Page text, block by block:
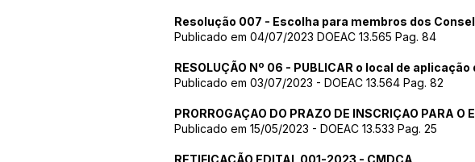
Resolução 007 - Escolha para membros dos
Publicado em 04/07/2023 DOEAC 13.565 Pag. 84
RESOLUÇÃO Nº 06 - PUBLICAR o local de
Publicado em 03/07/2023 - DOEAC 13.564 Pag. 82
PRORROGAÇAO DO PRAZO DE INSCRIÇAO PARA
Publicado em 15/05/2023 - DOEAC 13.533 Pag. 25
RETIFICAÇÃO EDITAL 001-2023 - CMDCA